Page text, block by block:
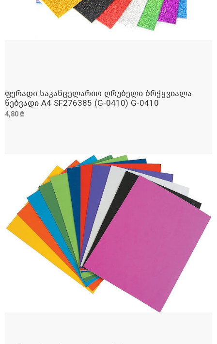
ᲓᲐᲛᲐᲢᲔᲑᲐ
ფერადი საკანცელარიო ღრუბელი ბრჭყვიალა
წებვადი A4 SF276385 (G-0410) G-0410
4,80 ₾